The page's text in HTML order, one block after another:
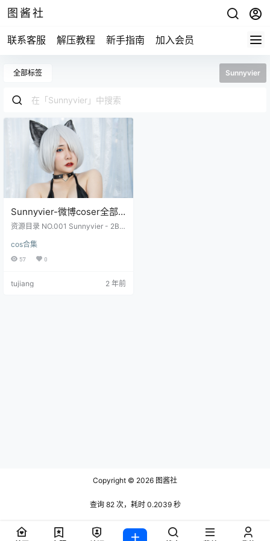
图酱社
联系客服 解压教程 新手指南 加入会员
全部标签 Sunnyvier
Sunnyvier-微博coser全部
作品[写真合集]
资源目录 NO.001 Sunnyvier - 2B
18 NO.003 Sunnyvier - Bunny NO.
004 Sunnyvier - Hinata NO.005 S
Sunnyvier - …
cos合集
57 0
tujiang 2 年前
Copyright © 2026 图酱社
查询 82 次，耗时 0.2039 秒